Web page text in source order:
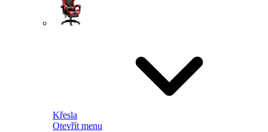
Křesla
Otevřít menu